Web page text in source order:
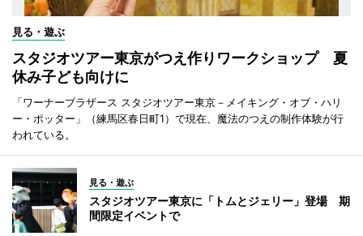
見る・遊ぶ
スタジオツアー東京がつえ作りワークショップ 夏
休み子ども向けに
「ワーナーブラザース スタジオツアー東京－メイキング・オブ・ハリ
ー・ポッター」（練馬区春日町1）で現在、魔法のつえの制作体験が行
われている。
見る・遊ぶ
スタジオツアー東京に「トムとジェリー」登場 期
間限定イベントで